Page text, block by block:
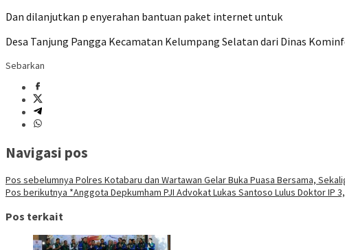
Dan dilanjutkan p enyerahan bantuan paket internet untuk
Desa Tanjung Pangga Kecamatan Kelumpang Selatan dari Dinas
Sebarkan
Navigasi pos
Pos sebelumnya Polres Kotabaru dan Wartawan Gelar Buka Puasa Bersama,
Pos berikutnya *Anggota Depkumham PJI Advokat Lukas Santoso Lulus Doktor IP
Pos terkait